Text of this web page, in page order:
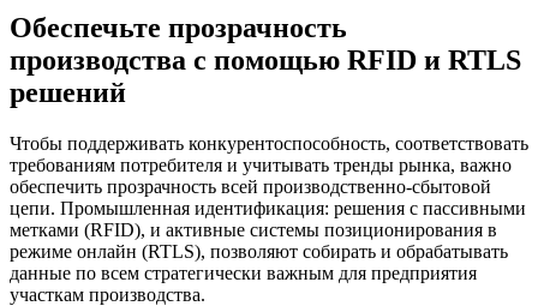
Обеспечьте прозрачность
производства с помощью RFID и RTLS
решений
Чтобы поддерживать конкурентоспособность, соответствовать
требованиям потребителя и учитывать тренды рынка, важно
обеспечить прозрачность всей производственно-сбытовой
цепи. Промышленная идентификация: решения с пассивными
метками (RFID), и активные системы позиционирования в
режиме онлайн (RTLS), позволяют собирать и обрабатывать
данные по всем стратегически важным для предприятия
участкам производства.